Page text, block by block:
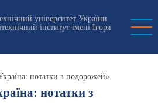
університет України
інститут імені Ігоря
нотатки з подорожей»
нотатки з